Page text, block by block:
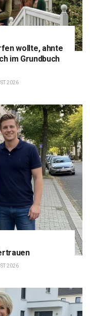
wollte, ahnte
im Grundbuch
2026
2026